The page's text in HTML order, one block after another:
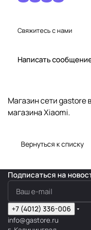
Свяжитесь с нами
Написать
Магазин сети gastore
магазина Xiaomi.
Вернуться к списку
Подписаться на
+7 (4012) 336-006
info@gastore.ru